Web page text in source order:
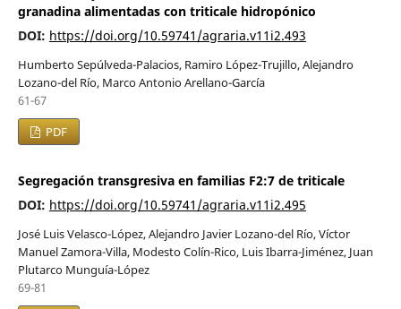
granadina alimentadas con triticale hidropónico
DOI: https://doi.org/10.59741/agraria.v11i2.493
Humberto Sepúlveda-Palacios, Ramiro López-Trujillo, Alejandro
Lozano-del Río, Marco Antonio Arellano-García
61-67
PDF
Segregación transgresiva en familias F2:7 de triticale
DOI: https://doi.org/10.59741/agraria.v11i2.495
José Luis Velasco-López, Alejandro Javier Lozano-del Río, Víctor
Manuel Zamora-Villa, Modesto Colín-Rico, Luis Ibarra-Jiménez, Juan
Plutarco Munguía-López
69-81